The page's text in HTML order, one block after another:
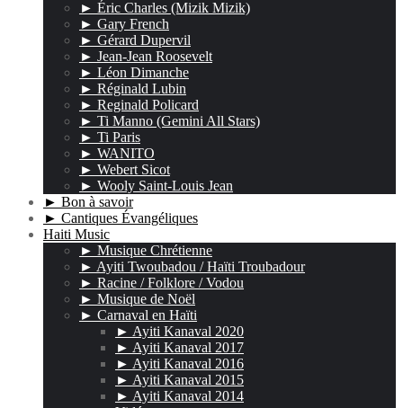
► Éric Charles (Mizik Mizik)
► Gary French
► Gérard Dupervil
► Jean-Jean Roosevelt
► Léon Dimanche
► Réginald Lubin
► Reginald Policard
► Ti Manno (Gemini All Stars)
► Ti Paris
► WANITO
► Webert Sicot
► Wooly Saint-Louis Jean
► Bon à savoir
► Cantiques Évangéliques
Haiti Music
► Musique Chrétienne
► Ayiti Twoubadou / Haïti Troubadour
► Racine / Folklore / Vodou
► Musique de Noël
► Carnaval en Haïti
► Ayiti Kanaval 2020
► Ayiti Kanaval 2017
► Ayiti Kanaval 2016
► Ayiti Kanaval 2015
► Ayiti Kanaval 2014